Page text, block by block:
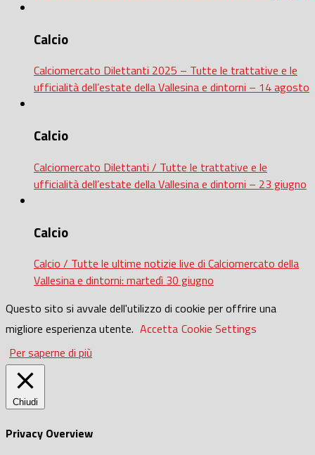
Calcio
Calciomercato Dilettanti 2025 – Tutte le trattative e le
ufficialità dell’estate della Vallesina e dintorni – 14 agosto
Calcio
Calciomercato Dilettanti / Tutte le trattative e le
ufficialità dell’estate della Vallesina e dintorni – 23 giugno
Calcio
Calcio / Tutte le ultime notizie live di Calciomercato della
Vallesina e dintorni: martedì 30 giugno
Questo sito si avvale dell'utilizzo di cookie per offrire una
migliore esperienza utente. Accetta Cookie Settings
Per saperne di più
Chiudi
Privacy Overview